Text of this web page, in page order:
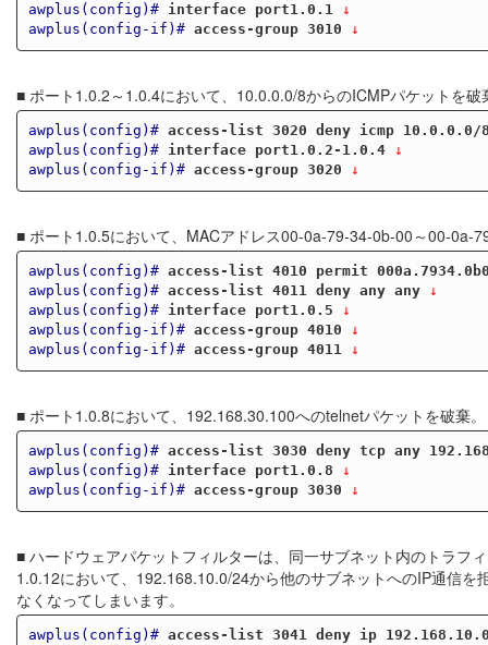
awplus(config)#
interface port1.0.1 ↓
awplus(config-if)# access-group 3010 ↓
■ ポート1.0.2～1.0.4において、10.0.0.0/8からのICMPパケットを破
awplus(config)# access-list 3020 deny icmp 10.0.0.0/
awplus(config)#
interface port1.0.2-1.0.4 ↓
awplus(config-if)# access-group 3020 ↓
■ ポート1.0.5において、MACアドレス00-0a-79-34-0b-00～00-0a-
awplus(config)# access-list 4010 permit
awplus(config)# access-list 4011 deny any any ↓
awplus(config)#
interface port1.0.5 ↓
awplus(config-if)# access-group 4010 ↓
awplus(config-if)# access-group 4011 ↓
■ ポート1.0.8において、192.168.30.100へのtelnetパケットを破棄。
awplus(config)# access-list 3030 deny tcp any
awplus(config)#
interface port1.0.8 ↓
awplus(config-if)# access-group 3030 ↓
■ ハードウェアパケットフィルターは、同一サブネット内のトラフ
1.0.12において、192.168.10.0/24から他のサブネットへのIP通信
なくなってしまいます。
awplus(config)# access-list 3041 deny ip